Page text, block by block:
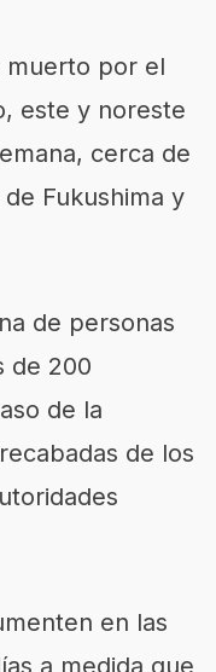
muerto por el
este y noreste
cerca de
Fukushima y
de personas
de 200
de la
de los
en las
a medida que